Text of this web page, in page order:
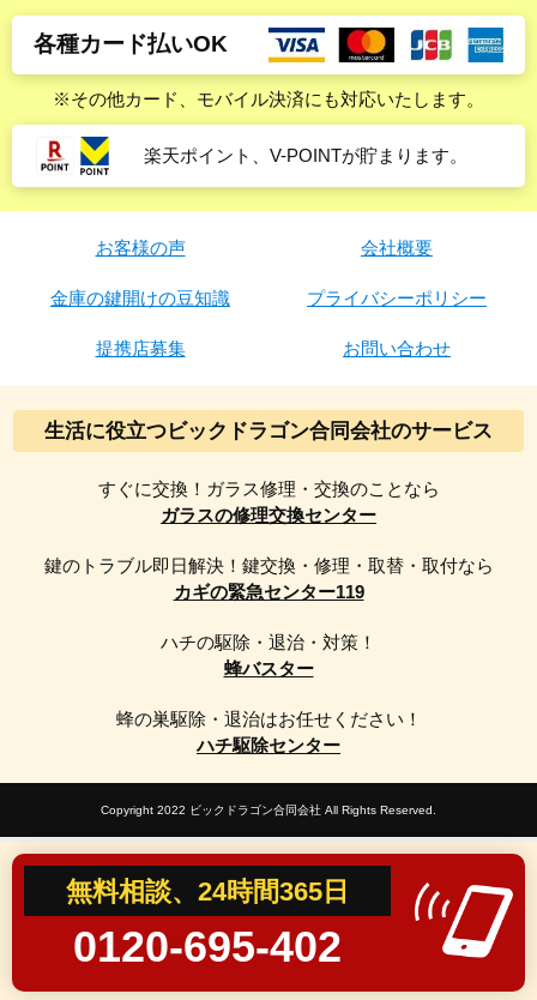
各種カード払いOK
※その他カード、モバイル決済にも対応いたします。
楽天ポイント、V-POINTが貯まります。
お客様の声 会社概要
金庫の鍵開けの豆知識 プライバシーポリシー
提携店募集 お問い合わせ
生活に役立つビックドラゴン合同会社のサービス
すぐに交換！ガラス修理・交換のことなら
ガラスの修理交換センター
鍵のトラブル即日解決！鍵交換・修理・取替・取付なら
カギの緊急センター119
ハチの駆除・退治・対策！
蜂バスター
蜂の巣駆除・退治はお任せください！
ハチ駆除センター
Copyright 2022 ビックドラゴン合同会社 All Rights Reserved.
無料相談、24時間365日
0120-695-402